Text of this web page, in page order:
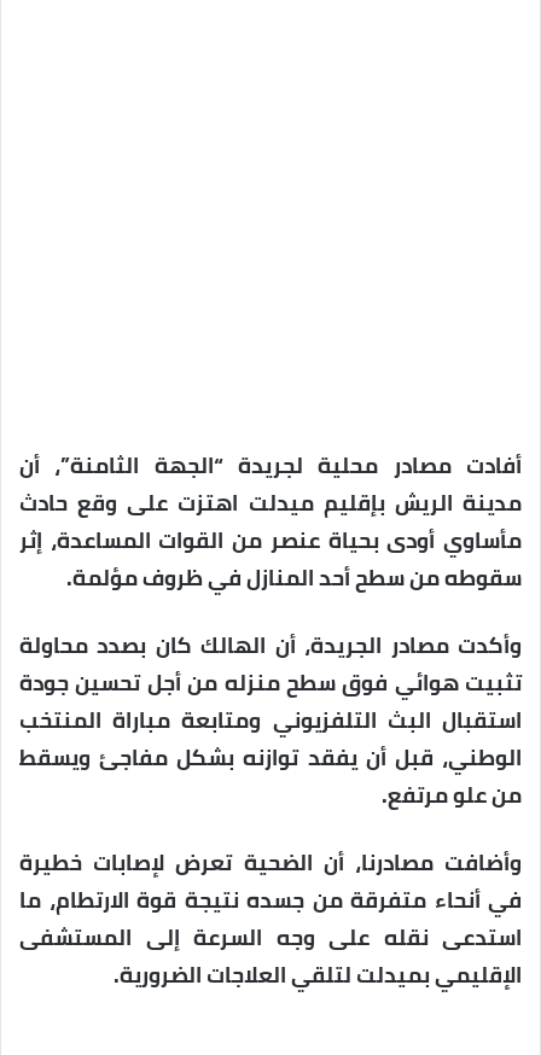
أفادت مصادر محلية لجريدة “الجهة الثامنة”، أن
مدينة الريش بإقليم ميدلت اهتزت على وقع حادث
مأساوي أودى بحياة عنصر من القوات المساعدة، إثر
سقوطه من سطح أحد المنازل في ظروف مؤلمة.
وأكدت مصادر الجريدة، أن الهالك كان بصدد محاولة
تثبيت هوائي فوق سطح منزله من أجل تحسين جودة
استقبال البث التلفزيوني ومتابعة مباراة المنتخب
الوطني، قبل أن يفقد توازنه بشكل مفاجئ ويسقط
من علو مرتفع.
وأضافت مصادرنا، أن الضحية تعرض لإصابات خطيرة
في أنحاء متفرقة من جسده نتيجة قوة الارتطام، ما
استدعى نقله على وجه السرعة إلى المستشفى
الإقليمي بميدلت لتلقي العلاجات الضرورية.